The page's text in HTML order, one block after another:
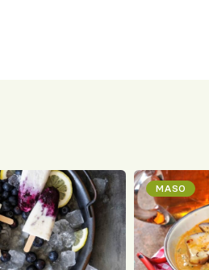
MASO